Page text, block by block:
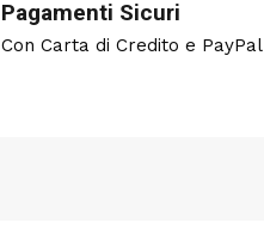
Pagamenti Sicuri
Con Carta di Credito e PayPal